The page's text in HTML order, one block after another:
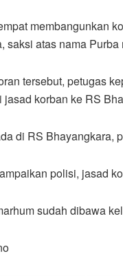
membangunkan
saksi atas nama
tersebut, petugas
korban ke RS
di RS Bhayangkara,
polisi, jasad
sudah dibawa